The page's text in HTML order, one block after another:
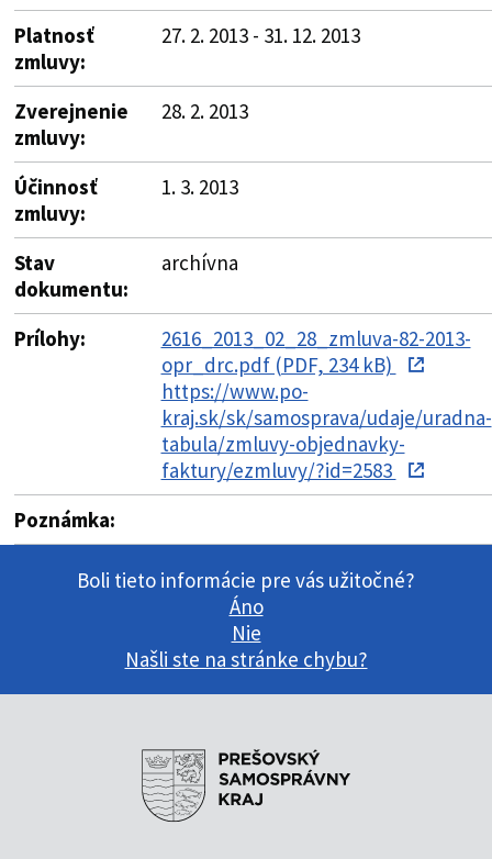
Platnosť
zmluvy:
27. 2. 2013 - 31. 12. 2013
Zverejnenie
zmluvy:
28. 2. 2013
Účinnosť
zmluvy:
1. 3. 2013
Stav
dokumentu:
archívna
Prílohy:
2616_2013_02_28_zmluva-82-2013-
opr_drc.pdf (PDF, 234 kB)
https://www.po-
kraj.sk/sk/samosprava/udaje/uradna-
tabula/zmluvy-objednavky-
faktury/ezmluvy/?id=2583
Poznámka:
Boli tieto informácie pre vás užitočné?
Áno
Nie
Našli ste na stránke chybu?